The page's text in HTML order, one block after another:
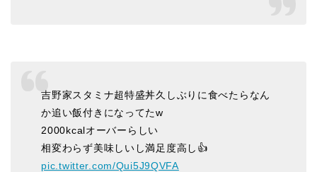
吉野家スタミナ超特盛丼久しぶりに食べたらなん
か追い飯付きになってたw
2000kcalオーバーらしい
相変わらず美味しいし満足度高し👍
pic.twitter.com/Qui5J9QVFA